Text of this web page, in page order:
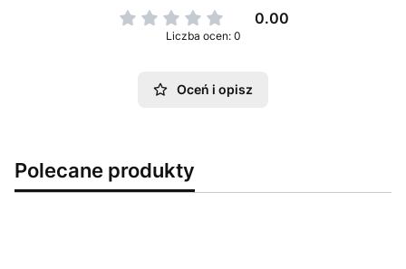
0.00
Liczba ocen: 0
Oceń i opisz
Polecane produkty